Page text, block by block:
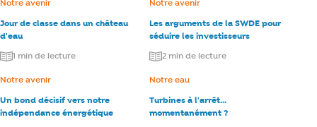
Jour de classe dans un château
d'eau
Catégorie :
Notre avenir
1 min de lecture
Les arguments de la SWDE pour
séduire les investisseurs
Catégorie :
Notre avenir
2 min de lecture
Un bond décisif vers notre
indépendance énergétique
Catégorie :
Notre avenir
Turbines à l'arrêt...
momentanément ?
Catégorie :
Notre eau